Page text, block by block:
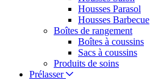
Housses Parasol
Housses Barbecue
Boîtes de rangement
Boîtes à coussins
Sacs à coussins
Produits de soins
Prélasser